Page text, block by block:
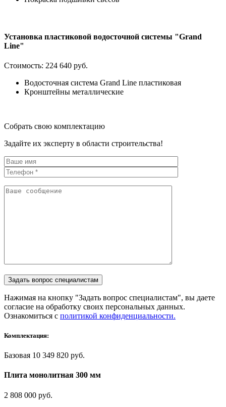
Установка пластиковой водосточной системы "Grand
Line"
Стоимость: 224 640 руб.
Водосточная система Grand Line пластиковая
Кронштейны металлические
Собрать свою комплектацию
Задайте их эксперту в области строительства!
Нажимая на кнопку "Задать вопрос специалистам", вы даете
согласие на обработку своих персональных данных.
Ознакомиться с политикой конфиденциальности.
Комплектация:
Базовая 10 349 820 руб.
Плита монолитная 300 мм
2 808 000 руб.